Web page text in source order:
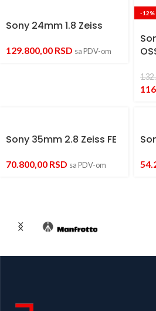
Sony 24mm 1.8 Zeiss
129.800,00 RSD sa PDV-om
-12%
Sony 35mm 2.8 Zeiss FE
70.800,00 RSD sa PDV-om